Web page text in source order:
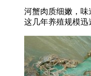
河蟹肉质细嫩，味
这几年养殖规模迅